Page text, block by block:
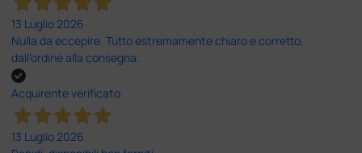
13 Luglio 2026
Nulla da eccepire. Tutto estremamente chiaro e corretto,
dall’ordine alla consegna.
Acquirente verificato
13 Luglio 2026